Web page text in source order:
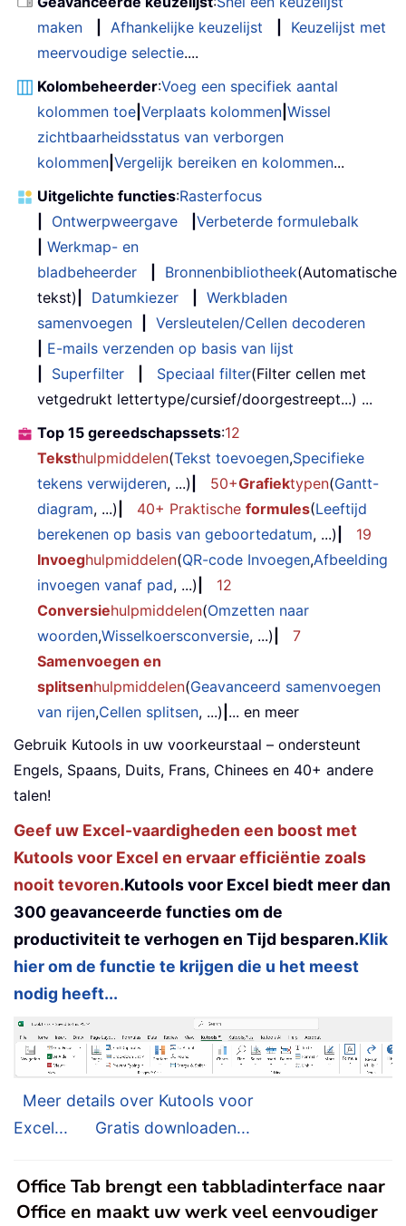
maken
Afhankelijke keuzelijst
Keuzelijst met
meervoudige selectie....
Kolombeheerder:Voeg een specifiek aantal
kolommen toe Verplaats kolommen Wissel
zichtbaarheidsstatus van verborgen
kolommen Vergelijk bereiken en kolommen...
Uitgelichte functies:Rasterfocus
Ontwerpweergave
Verbeterde formulebalk
Werkmap- en
bladbeheerder
Bronnenbibliotheek(Automatische
tekst)
Datumkiezer
Werkbladen
samenvoegen
Versleutelen/Cellen decoderen
E-mails verzenden op basis van lijst
Superfilter Speciaal filter(Filter cellen met
vetgedrukt lettertype/cursief/doorgestreept...) ...
Top 15 gereedschapssets:12
Teksthulpmiddelen(Tekst toevoegen,Specifieke
tekens verwijderen, ...) 50+Grafiektypen(Gantt-
diagram, ...) 40+ Praktische formules(Leeftijd
berekenen op basis van geboortedatum, ...)
19
Invoeghulpmiddelen(QR-code Invoegen,Afbeelding
invoegen vanaf pad, ...)
12
Conversiehulpmiddelen(Omzetten naar
woorden,Wisselkoersconversie, ...)
7
Samenvoegen en
splitsenhulpmiddelen(Geavanceerd samenvoegen
van rijen,Cellen splitsen, ...) ... en meer
Gebruik Kutools in uw voorkeurstaal – ondersteunt
Engels, Spaans, Duits, Frans, Chinees en 40+ andere
talen!
Geef uw Excel-vaardigheden een boost met
Kutools voor Excel en ervaar efficiëntie zoals
nooit tevoren.Kutools voor Excel biedt meer dan
300 geavanceerde functies om de
productiviteit te verhogen en Tijd besparen.Klik
hier om de functie te krijgen die u het meest
nodig heeft...
Meer details over Kutools voor
Excel...
Gratis downloaden...
Office Tab brengt een tabbladinterface naar
Office en maakt uw werk veel eenvoudiger